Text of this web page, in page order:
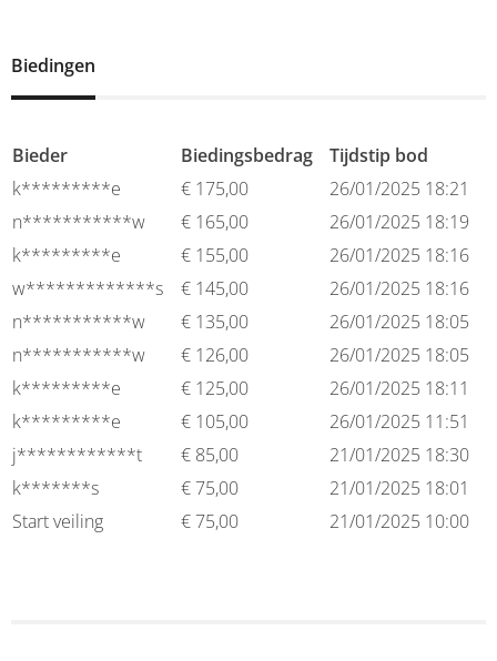
Biedingen
Bieder Biedingsbedrag
Tijdstip bod
k*********e
€ 175,00
26/01/2025 18:21
n***********w
€ 165,00
26/01/2025 18:19
k*********e
€ 155,00
26/01/2025 18:16
w*************s
€ 145,00
26/01/2025 18:16
n***********w
€ 135,00
26/01/2025 18:05
n***********w
€ 126,00
26/01/2025 18:05
k*********e
€ 125,00
26/01/2025 18:11
k*********e
€ 105,00
26/01/2025 11:51
j************t
€ 85,00
21/01/2025 18:30
k*******s
€ 75,00
21/01/2025 18:01
Start veiling
€ 75,00 21/01/2025 10:00